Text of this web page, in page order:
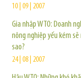
10 | 09 | 2007
Gia nhập WTO: Doanh
nông nghiệp yếu kém sẽ
sao?
24 | 08 | 2007